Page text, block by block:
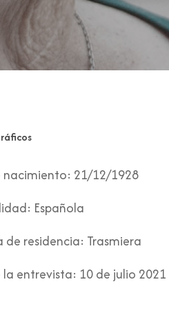
nacimiento: 21/12/1928
Española
de residencia: Trasmiera
la entrevista: 10 de julio 2021